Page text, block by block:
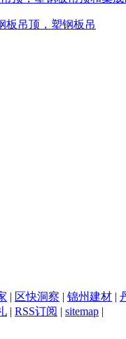
板吊顶，塑钢板吊
| 区快洞察 | 锦州建材 |
| RSS订阅 | sitemap |